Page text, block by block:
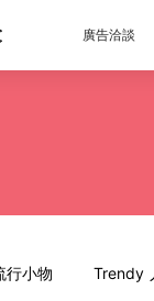
廣告洽談
行小物 Trendy